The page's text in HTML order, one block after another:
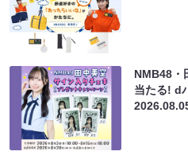
NMB48・
当たる! d